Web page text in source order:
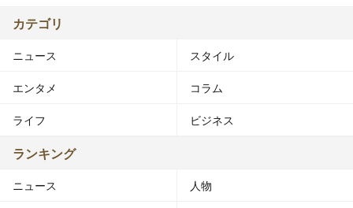
カテゴリ
ニュース スタイル
エンタメ コラム
ライフ ビジネス
ランキング
ニュース 人物